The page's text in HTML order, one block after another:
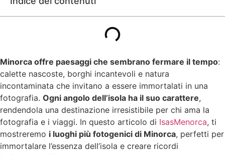
Minorca offre paesaggi che sembrano fermare il tempo:
calette nascoste, borghi incantevoli e natura
incontaminata che invitano a essere immortalati in una
fotografia. Ogni angolo dell’isola ha il suo carattere,
rendendola una destinazione irresistibile per chi ama la
fotografia e i viaggi. In questo articolo di IsasMenorca, ti
mostreremo i luoghi più fotogenici di Minorca, perfetti per
immortalare l’essenza dell’isola e creare ricordi